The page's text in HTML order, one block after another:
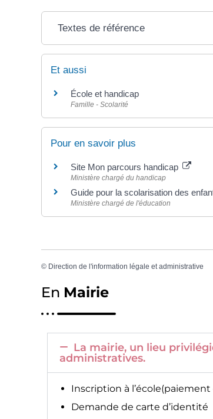
Textes de référence
Et aussi
École et handicap
Famille - Scolarité
Pour en savoir plus
Site Mon parcours handicap
Ministère chargé du handicap
Guide pour la scolarisation des
Ministère chargé de l'éducation
© Direction de l'information légale et administrative
En Mairie
La mairie, un lieu
administratives.
Inscription à
Demande de carte d’identité